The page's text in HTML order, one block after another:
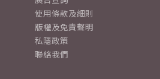
使用條款及細則
版權及免責聲明
私隱政策
聯絡我們